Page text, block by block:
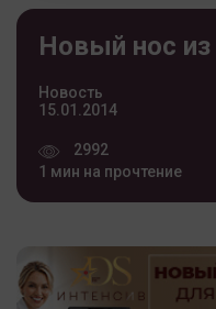
Новый нос из
Новость
15.01.2014
2992
1 мин на прочтение